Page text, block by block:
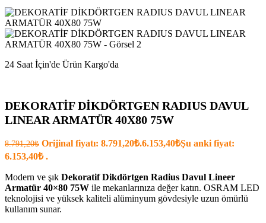
24 Saat İçin'de Ürün Kargo'da
DEKORATİF DİKDÖRTGEN RADIUS DAVUL
LINEAR ARMATÜR 40X80 75W
8.791,20₺ Orijinal fiyatı: 8.791,20₺.6.153,40₺Şu anki fiyat:
6.153,40₺ .
Modern ve şık Dekoratif Dikdörtgen Radius Davul Lineer
Armatür 40×80 75W ile mekanlarınıza değer katın. OSRAM LED
teknolojisi ve yüksek kaliteli alüminyum gövdesiyle uzun ömürlü
kullanım sunar.